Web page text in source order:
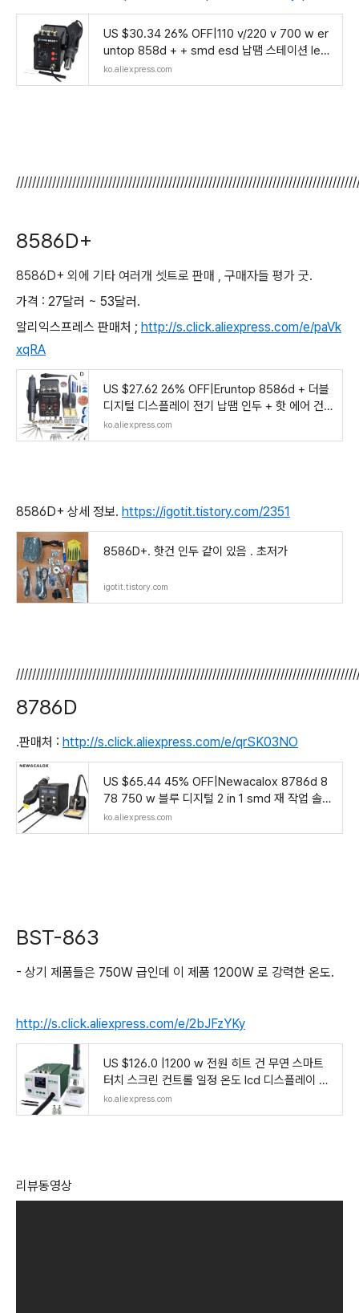
US $30.34 26% OFF|110 v/220 v 700 w er
untop 858d + + smd esd 납땜 스테이션 led
디지털 솔더 다리미 핫 에어 건 blowser 업그레
이드 된 858d-에서열선총부터 도구 의 Ali
ko.aliexpress.com
8586D+
8586D+ 외에 기타 여러개 셋트로 판매 , 구매자들 평가 굿.
가격 : 27달러 ~ 53달러.
알리익스프레스 판매처 ; http://s.click.aliexpress.com/e/paVk
xqRA
US $27.62 26% OFF|Eruntop 8586d + 더블
디지털 디스플레이 전기 납땜 인두 + 핫 에어 건
더 나은 smd 재 작업 스테이션 업그레이드 된 8
586-에서전기식 납땜인두부터 도구 의 Aliexpr
ko.aliexpress.com
8586D+ 상세 정보. https://igotit.tistory.com/2351
8586D+. 핫건 인두 같이 있음 . 초저가
igotit.tistory.com
8786D
.판매처 : http://s.click.aliexpress.com/e/qrSK03NO
US $65.44 45% OFF|Newacalox 8786d 8
78 750 w 블루 디지털 2 in 1 smd 재 작업 솔더
링 스테이션 수리 용접 납땜 인두 세트 pcb 디 솔
더링 도구-에서납떔 & 정거장부터 도구 의 Aliex
ko.aliexpress.com
BST-863
- 상기 제품들은 750W 급인데 이 제품 1200W 로 강력한 온도.
http://s.click.aliexpress.com/e/2bJFzYKy
US $126.0 |1200 w 전원 히트 건 무연 스마트
터치 스크린 컨트롤 일정 온도 lcd 디스플레이 디
솔더링 스테이션 BST 863-에서열선총부터 도구
의 Aliexpress.com | Alibaba 그룹
ko.aliexpress.com
리뷰동영상